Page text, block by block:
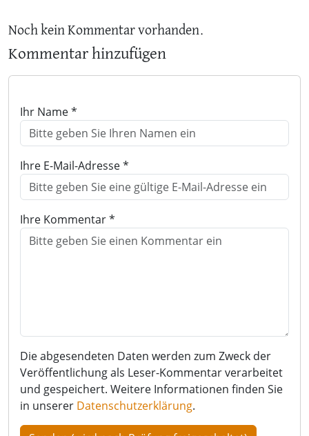
Noch kein Kommentar vorhanden.
Kommentar hinzufügen
Ihr Name *
Ihre E-Mail-Adresse *
Ihre Kommentar *
Die abgesendeten Daten werden zum Zweck der
Veröffentlichung als Leser-Kommentar verarbeitet
und gespeichert. Weitere Informationen finden Sie
in unserer Datenschutzerklärung.